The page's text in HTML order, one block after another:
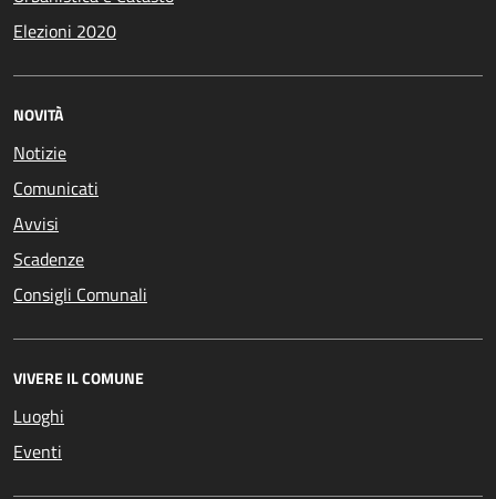
Elezioni 2020
NOVITÀ
Notizie
Comunicati
Avvisi
Scadenze
Consigli Comunali
VIVERE IL COMUNE
Luoghi
Eventi